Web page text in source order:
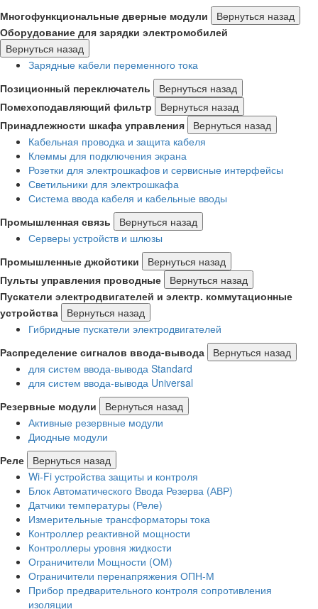
Многофункциональные дверные модули
Вернуться назад
Оборудование для зарядки электромобилей
Вернуться назад
Зарядные кабели переменного тока
Позиционный переключатель
Вернуться назад
Помехоподавляющий фильтр
Вернуться назад
Принадлежности шкафа управления
Вернуться назад
Кабельная проводка и защита кабеля
Клеммы для подключения экрана
Розетки для электрошкафов и сервисные интерфейсы
Светильники для электрошкафа
Система ввода кабеля и кабельные вводы
Промышленная связь
Вернуться назад
Серверы устройств и шлюзы
Промышленные джойстики
Вернуться назад
Пульты управления проводные
Вернуться назад
Пускатели электродвигателей и электр. коммутационные
устройства
Вернуться назад
Гибридные пускатели электродвигателей
Распределение сигналов ввода-вывода
Вернуться назад
для систем ввода-вывода Standard
для систем ввода-вывода Universal
Резервные модули
Вернуться назад
Активные резервные модули
Диодные модули
Реле
Вернуться назад
Wi-Fi устройства защиты и контроля
Блок Автоматического Ввода Резерва (АВР)
Датчики температуры (Реле)
Измерительные трансформаторы тока
Контроллер реактивной мощности
Контроллеры уровня жидкости
Ограничители Мощности (ОМ)
Ограничители перенапряжения ОПН-М
Прибор предварительного контроля сопротивления
изоляции